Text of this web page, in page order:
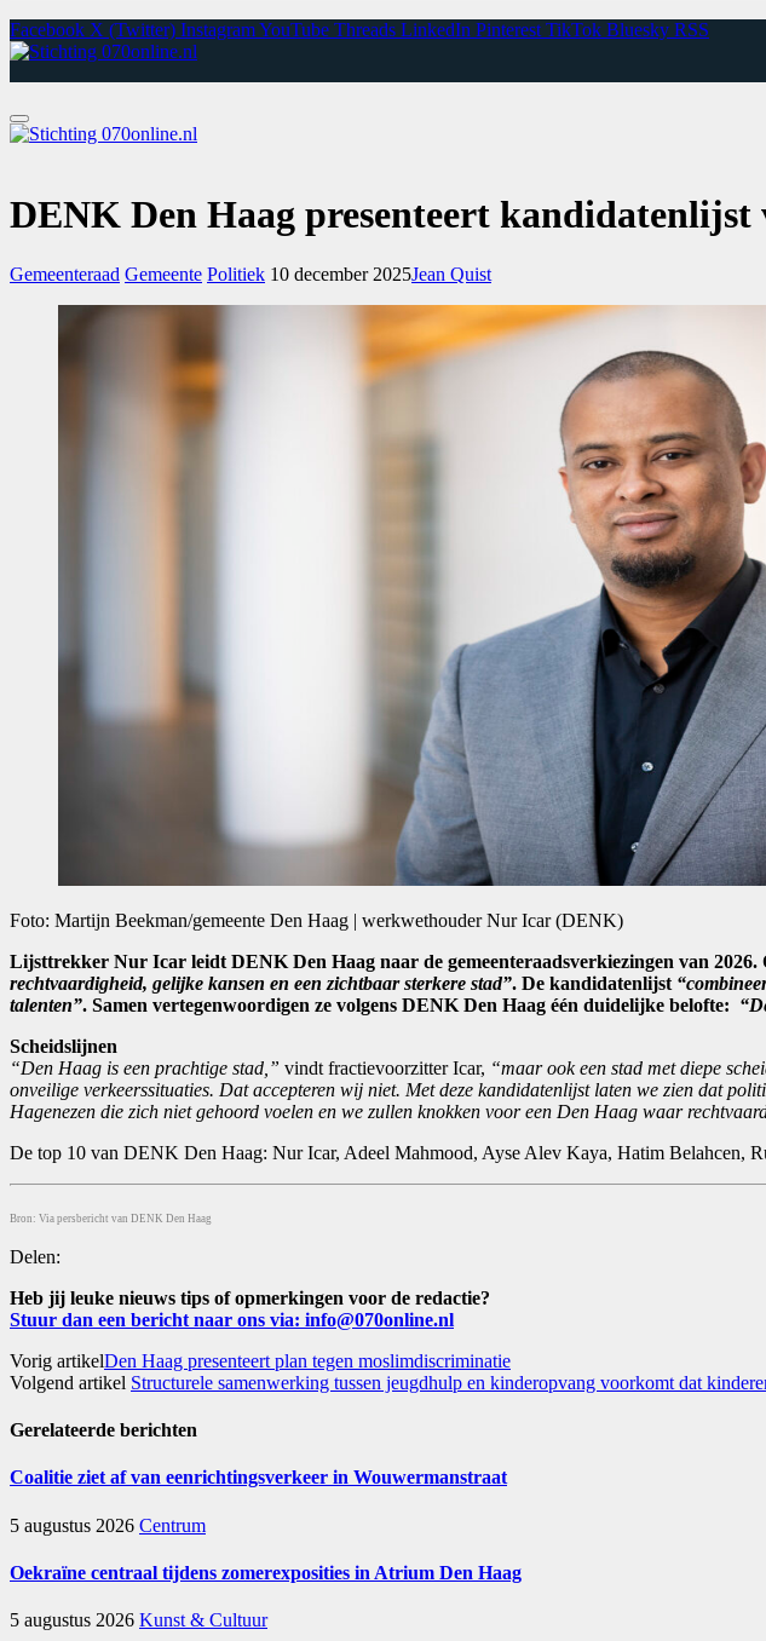
Facebook X (Twitter) InstagramYouTube Threads LinkedIn Pinterest TikTok Bluesky RSS
DENK Den Haag presenteert kandidatenlijst
Gemeenteraad Gemeente Politiek 10 december 2025Jean Quist
Foto: Martijn Beekman/gemeente Den Haag | werkwethouder Nur Icar (DENK)
Lijsttrekker Nur Icar leidt DENK Den Haag naar de gemeenteraadsverkiezingen van
rechtvaardigheid, gelijke kansen en een zichtbaar sterkere stad”. De kandidatenlijst
talenten”. Samen vertegenwoordigen ze volgens DENK Den Haag één duidelijke belofte:
Scheidslijnen
“Den Haag is een prachtige stad,” vindt fractievoorzitter Icar, “maar ook een stad met diepe
onveilige verkeerssituaties. Dat accepteren wij niet. Met deze kandidatenlijst laten we zien dat
Hagenezen die zich niet gehoord voelen en we zullen knokken voor een Den Haag waar
De top 10 van DENK Den Haag: Nur Icar, Adeel Mahmood, Ayse Alev Kaya, Hatim Belahcen,
Bron: Via persbericht van DENK Den Haag
Delen:
Heb jij leuke nieuws tips of opmerkingen voor de redactie?
Stuur dan een bericht naar ons via: info@070online.nl
Vorig artikelDen Haag presenteert plan tegen moslimdiscriminatie
Volgend artikel Structurele samenwerking tussen jeugdhulp en kinderopvang voorkomt dat
Gerelateerde berichten
Coalitie ziet af van eenrichtingsverkeer in Wouwermanstraat
5 augustus 2026 Centrum
Oekraïne centraal tijdens zomerexposities in Atrium Den Haag
5 augustus 2026 Kunst & Cultuur